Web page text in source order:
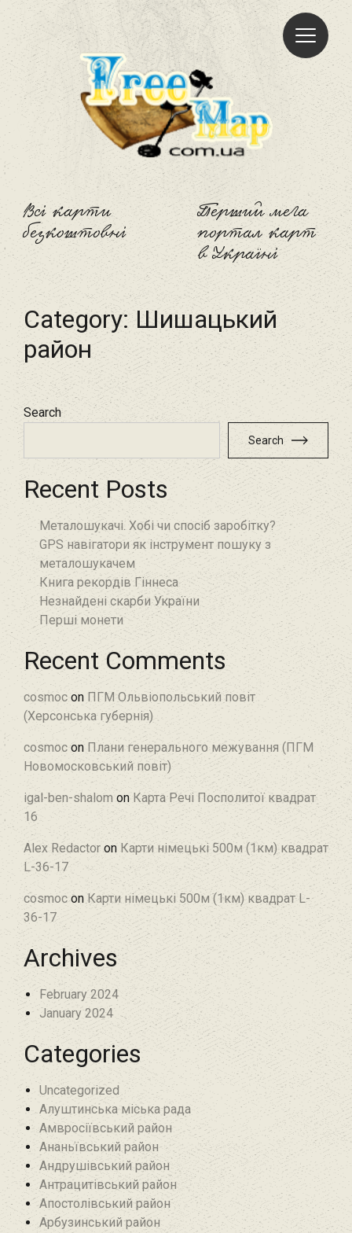
Всі карти
безкоштовні
Freemap
Перший мега
портал карт
в Україні
Category:Шишацький
район
Search
Search
Recent Posts
Металошукачі. Хобі чи спосіб заробітку?
GPS навігатори як інструмент пошуку з
металошукачем
Книга рекордів Гіннеса
Незнайдені скарби України
Перші монети
Recent Comments
cosmoc on ПГМ Ольвіопольський повіт
(Херсонська губернія)
cosmoc on Плани генерального межування (ПГМ
Новомосковський повіт)
igal-ben-shalom on Карта Речі Посполитої квадрат
16
Alex Redactor on Карти німецькі 500м (1км) квадрат
L-36-17
cosmoc on Карти німецькі 500м (1км) квадрат L-
36-17
Archives
February 2024
January 2024
Categories
Uncategorized
Алуштинська міська рада
Амвросіївський район
Ананьївський район‎
Андрушівський район‎
Антрацитівський район‎
Апостолівський район
Арбузинський район‎